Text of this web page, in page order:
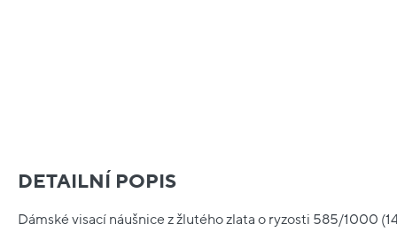
DETAILNÍ POPIS
Dámské visací náušnice z žlutého zlata o ryzosti 585/1000